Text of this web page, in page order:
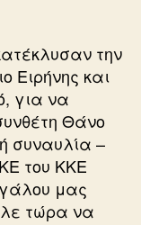
την
Ειρήνης και
για να
Θάνο
συναυλία –
του ΚΚΕ
μας
τώρα να